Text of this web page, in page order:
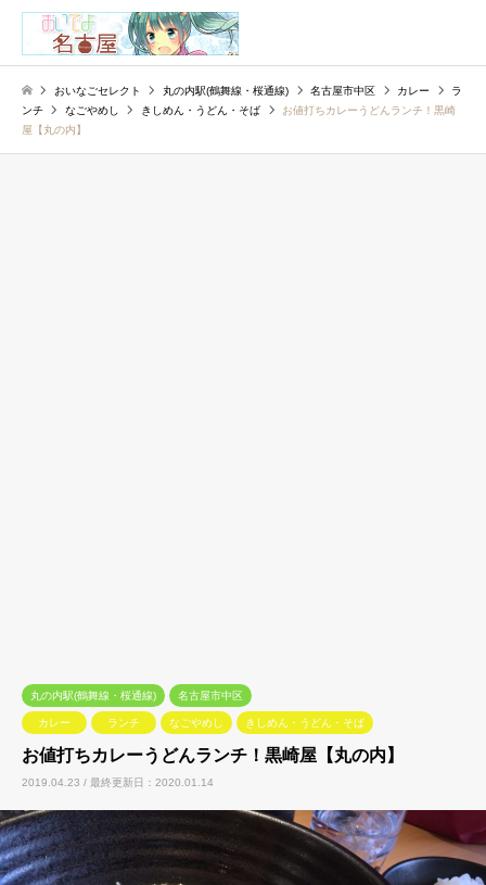
おいなごセレクト 丸の内駅(鶴舞線・桜通線) 名古屋市中区 カレー
ラ
ンチ
なごやめし きしめん・うどん・そば
お値打ちカレーうどんランチ！黒崎
屋【丸の内】
丸の内駅(鶴舞線・桜通線) 名古屋市中区
カレー ランチ なごやめし きしめん・うどん・そば
お値打ちカレーうどんランチ！黒崎屋【丸の内】
2019.04.23 / 最終更新日：2020.01.14